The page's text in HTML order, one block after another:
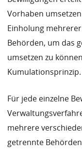
Vorhaben
Einholung
Behörden, um das
umsetzen zu
Kumulationsprinzip.
Für jede einzelne
mehrere
getrennte